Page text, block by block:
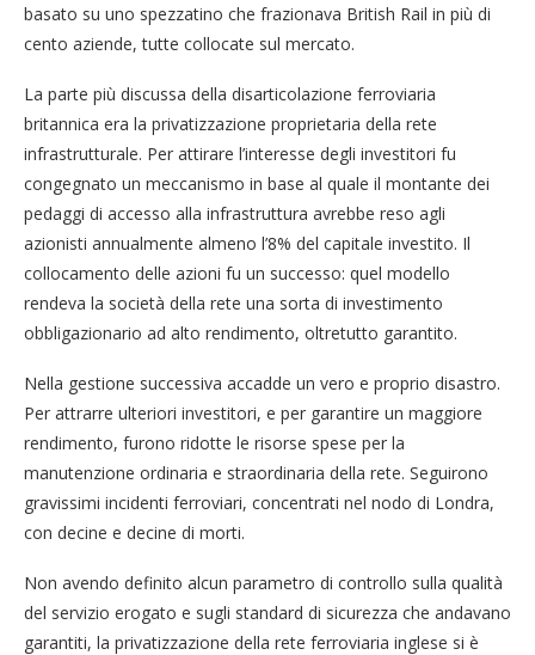
basato su uno spezzatino che frazionava British Rail in più di
cento aziende, tutte collocate sul mercato.
La parte più discussa della disarticolazione ferroviaria
britannica era la privatizzazione proprietaria della rete
infrastrutturale. Per attirare l’interesse degli investitori fu
congegnato un meccanismo in base al quale il montante dei
pedaggi di accesso alla infrastruttura avrebbe reso agli
azionisti annualmente almeno l’8% del capitale investito. Il
collocamento delle azioni fu un successo: quel modello
rendeva la società della rete una sorta di investimento
obbligazionario ad alto rendimento, oltretutto garantito.
Nella gestione successiva accadde un vero e proprio disastro.
Per attrarre ulteriori investitori, e per garantire un maggiore
rendimento, furono ridotte le risorse spese per la
manutenzione ordinaria e straordinaria della rete. Seguirono
gravissimi incidenti ferroviari, concentrati nel nodo di Londra,
con decine e decine di morti.
Non avendo definito alcun parametro di controllo sulla qualità
del servizio erogato e sugli standard di sicurezza che andavano
garantiti, la privatizzazione della rete ferroviaria inglese si è